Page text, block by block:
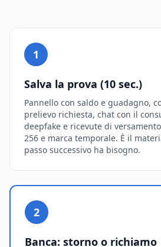
1
Salva la prova (10 sec.)
Pannello con saldo e guadagno,
prelievo richiesta, chat con il
deepfake e ricevute di
256 e marca temporale. È il
passo successivo ha bisogno.
2
Banca: storno o richiamo